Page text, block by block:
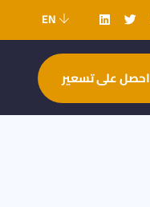
EN
احصل على تسعير